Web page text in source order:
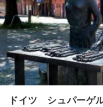
ア
ウ
ク
ス
ブ
ル
クドイツ シュパーゲ